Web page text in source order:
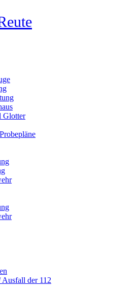
Glotter
Ausfall der 112